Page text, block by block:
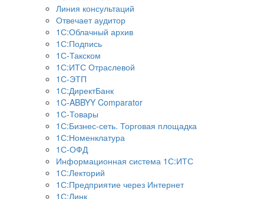
Линия консультаций
Отвечает аудитор
1С:Облачный архив
1С:Подпись
1С-Такском
1С:ИТС Отраслевой
1С-ЭТП
1С:ДиректБанк
1C-ABBYY Comparator
1С-Товары
1С:Бизнес-сеть. Торговая площадка
1С:Номенклатура
1С-ОФД
Информационная система 1С:ИТС
1С:Лекторий
1С:Предприятие через Интернет
1С:Линк